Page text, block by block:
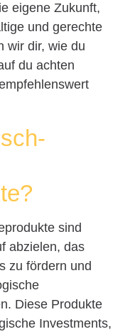
eigene Zukunft,
und gerechte
wir dir, wie du
du achten
sind
abzielen, das
zu fördern und
Diese Produkte
Investments,